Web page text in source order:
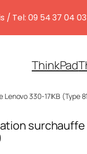
ThinkPad
330-17IKB (Type
surchauffe
/ Tel: 09 54 37 04 03